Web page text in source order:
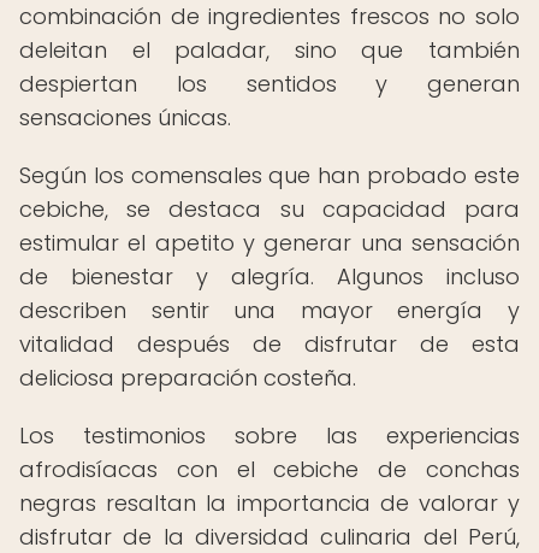
combinación de ingredientes frescos no solo
deleitan el paladar, sino que también
despiertan los sentidos y generan
sensaciones únicas.
Según los comensales que han probado este
cebiche, se destaca su capacidad para
estimular el apetito y generar una sensación
de bienestar y alegría. Algunos incluso
describen sentir una mayor energía y
vitalidad después de disfrutar de esta
deliciosa preparación costeña.
Los testimonios sobre las experiencias
afrodisíacas con el cebiche de conchas
negras resaltan la importancia de valorar y
disfrutar de la diversidad culinaria del Perú,